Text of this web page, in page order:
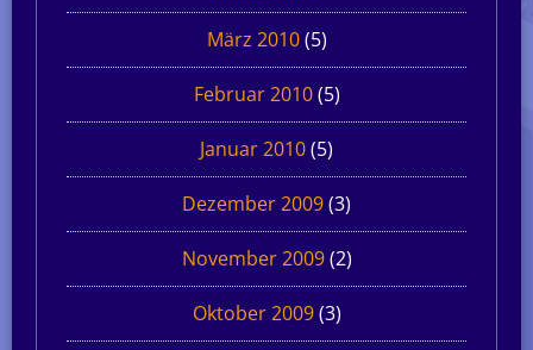
März 2010(5)
Februar 2010(5)
Januar 2010(5)
Dezember 2009(3)
November 2009(2)
Oktober 2009(3)